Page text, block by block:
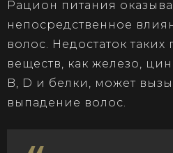
Рацион питания
непосредственное
волос. Недостаток таких
веществ, как железо,
B, D и белки, может
выпадение волос.